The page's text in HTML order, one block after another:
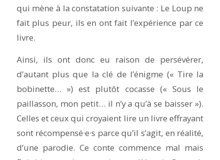
qui mène à la constatation suivante : Le Loup ne
fait plus peur, ils en ont fait l’expérience par ce
livre.
Ainsi, ils ont donc eu raison de persévérer,
d’autant plus que la clé de l’énigme (« Tire la
bobinette… ») est plutôt cocasse (« Sous le
paillasson, mon petit… il n’y a qu’à se baisser »).
Celles et ceux qui croyaient lire un livre effrayant
sont récompensé·e·s parce qu’il s’agit, en réalité,
d’une parodie. Ce conte commence mal mais